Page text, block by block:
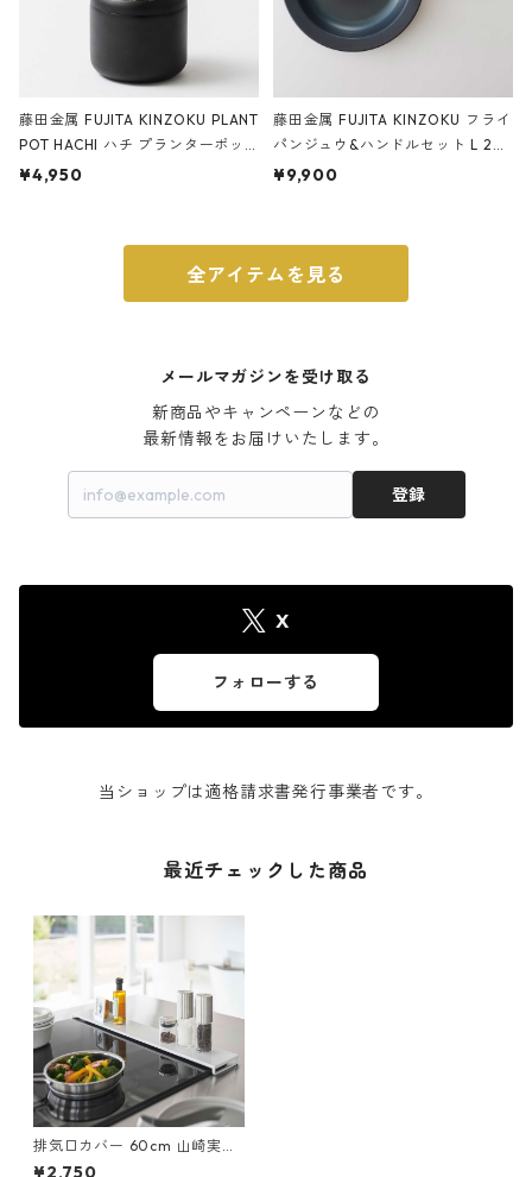
藤田金属 FUJITA KINZOKU PLANT
POT HACHI ハチ プランターポッ
ト 3号 ブラック
¥4,950
藤田金属 FUJITA KINZOKU フライ
パンジュウ&ハンドルセット L 24c
m ガス火・IH対応 鉄フライパン
¥9,900
全アイテムを見る
メールマガジンを受け取る
新商品やキャンペーンなどの
最新情報をお届けいたします。
登録
X
フォローする
当ショップは適格請求書発行事業者です。
最近チェックした商品
排気口カバー 60cm 山崎実業
tower タワー 排気口カバー フ
¥2,750